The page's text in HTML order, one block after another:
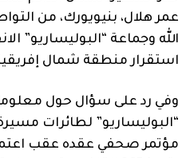
عمر هلال، بنيويورك، من
الله وجماعة “البوليساريو”
استقرار منطقة شمال
وفي رد على سؤال حول
“البوليساريو” لطائرات مسيرة
مؤتمر صحفي عقده عقب